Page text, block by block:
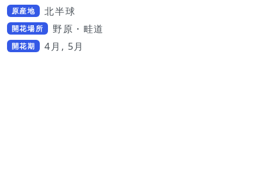
原産地 北半球
開花場所 野原・畦道
開花期 4月, 5月